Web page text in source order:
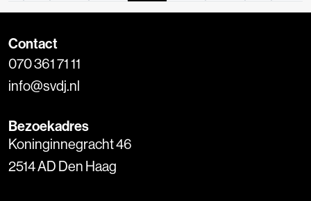
Contact
070 361 71 11
info@svdj.nl
Bezoekadres
Koninginnegracht 46
2514 AD Den Haag